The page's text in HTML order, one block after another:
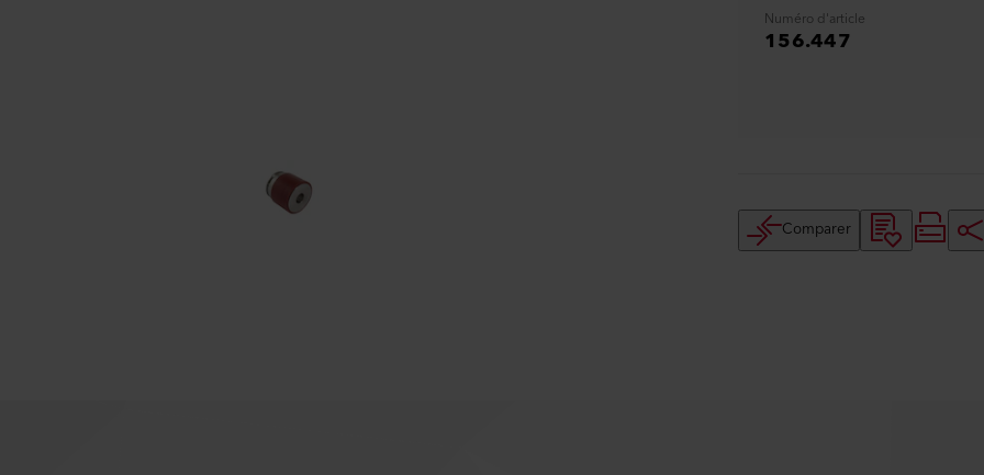
Numéro d'article
156.447
Comparer